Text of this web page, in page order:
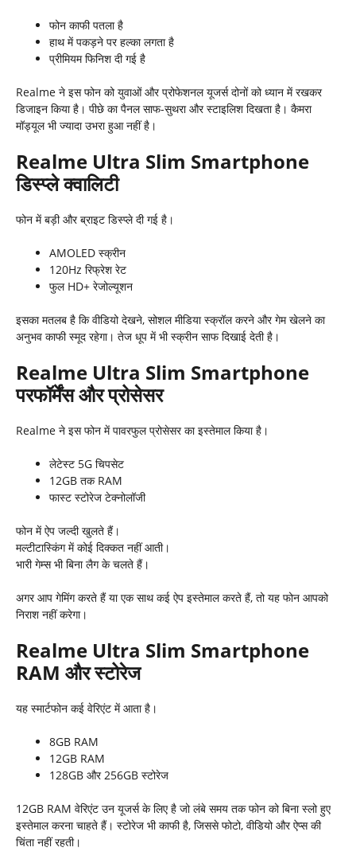
फोन काफी पतला है
हाथ में पकड़ने पर हल्का लगता है
प्रीमियम फिनिश दी गई है
Realme ने इस फोन को युवाओं और प्रोफेशनल यूजर्स दोनों को ध्यान में रखकर
डिजाइन किया है। पीछे का पैनल साफ-सुथरा और स्टाइलिश दिखता है। कैमरा
मॉड्यूल भी ज्यादा उभरा हुआ नहीं है।
Realme Ultra Slim Smartphone
डिस्प्ले क्वालिटी
फोन में बड़ी और ब्राइट डिस्प्ले दी गई है।
AMOLED स्क्रीन
120Hz रिफ्रेश रेट
फुल HD+ रेजोल्यूशन
इसका मतलब है कि वीडियो देखने, सोशल मीडिया स्क्रॉल करने और गेम खेलने का
अनुभव काफी स्मूद रहेगा। तेज धूप में भी स्क्रीन साफ दिखाई देती है।
Realme Ultra Slim Smartphone
परफॉर्मेंस और प्रोसेसर
Realme ने इस फोन में पावरफुल प्रोसेसर का इस्तेमाल किया है।
लेटेस्ट 5G चिपसेट
12GB तक RAM
फास्ट स्टोरेज टेक्नोलॉजी
फोन में ऐप जल्दी खुलते हैं।
मल्टीटास्किंग में कोई दिक्कत नहीं आती।
भारी गेम्स भी बिना लैग के चलते हैं।
अगर आप गेमिंग करते हैं या एक साथ कई ऐप इस्तेमाल करते हैं, तो यह फोन आपको
निराश नहीं करेगा।
Realme Ultra Slim Smartphone
RAM और स्टोरेज
यह स्मार्टफोन कई वेरिएंट में आता है।
8GB RAM
12GB RAM
128GB और 256GB स्टोरेज
12GB RAM वेरिएंट उन यूजर्स के लिए है जो लंबे समय तक फोन को बिना स्लो हुए
इस्तेमाल करना चाहते हैं। स्टोरेज भी काफी है, जिससे फोटो, वीडियो और ऐप्स की
चिंता नहीं रहती।